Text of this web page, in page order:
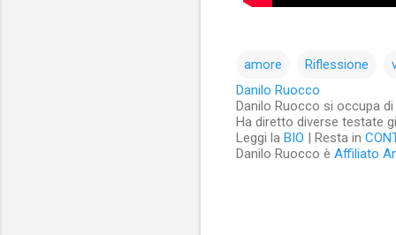
amore Riflessione
Danilo Ruocco
Danilo Ruocco si occupa
Ha diretto diverse testate
Leggi la BIO | Resta in
Danilo Ruocco è Affiliato